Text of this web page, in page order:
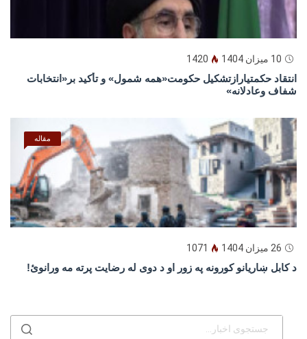
10 میزان 1404 1420
انتقاد حکمتیارازتشکیل حکومت«همه شمول» و تأکید بر«انتخابات
شفاف وعادلانه»
مقاله
26 میزان 1404 1071
د كابل ښاريانو كورونه په زور او د دوى له رضايت پرته مه ورانوئ!